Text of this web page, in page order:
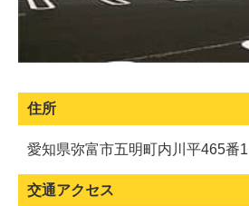
住所
愛知県弥富市五明町内川平465番1
交通アクセス